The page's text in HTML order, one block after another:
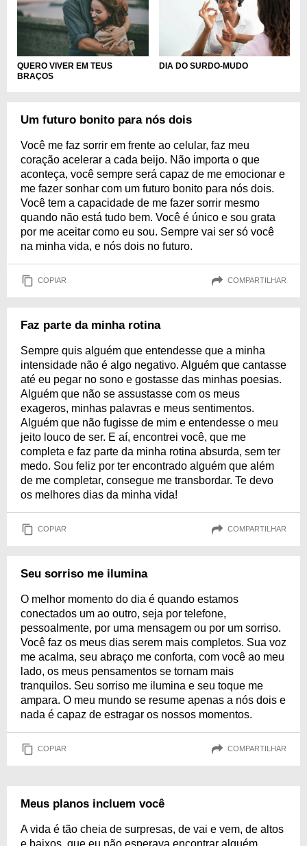
QUERO VIVER EM TEUS
BRAÇOS
DIA DO SURDO-MUDO
Um futuro bonito para nós dois
Você me faz sorrir em frente ao celular, faz meu
coração acelerar a cada beijo. Não importa o que
aconteça, você sempre será capaz de me emocionar e
me fazer sonhar com um futuro bonito para nós dois.
Você tem a capacidade de me fazer sorrir mesmo
quando não está tudo bem. Você é único e sou grata
por me aceitar como eu sou. Sempre vai ser só você
na minha vida, e nós dois no futuro.
COPIAR COMPARTILHAR
Faz parte da minha rotina
Sempre quis alguém que entendesse que a minha
intensidade não é algo negativo. Alguém que cantasse
até eu pegar no sono e gostasse das minhas poesias.
Alguém que não se assustasse com os meus
exageros, minhas palavras e meus sentimentos.
Alguém que não fugisse de mim e entendesse o meu
jeito louco de ser. E aí, encontrei você, que me
completa e faz parte da minha rotina absurda, sem ter
medo. Sou feliz por ter encontrado alguém que além
de me completar, consegue me transbordar. Te devo
os melhores dias da minha vida!
COPIAR COMPARTILHAR
Seu sorriso me ilumina
O melhor momento do dia é quando estamos
conectados um ao outro, seja por telefone,
pessoalmente, por uma mensagem ou por um sorriso.
Você faz os meus dias serem mais completos. Sua voz
me acalma, seu abraço me conforta, com você ao meu
lado, os meus pensamentos se tornam mais
tranquilos. Seu sorriso me ilumina e seu toque me
ampara. O meu mundo se resume apenas a nós dois e
nada é capaz de estragar os nossos momentos.
COPIAR COMPARTILHAR
Meus planos incluem você
A vida é tão cheia de surpresas, de vai e vem, de altos
e baixos, que eu não esperava encontrar alguém